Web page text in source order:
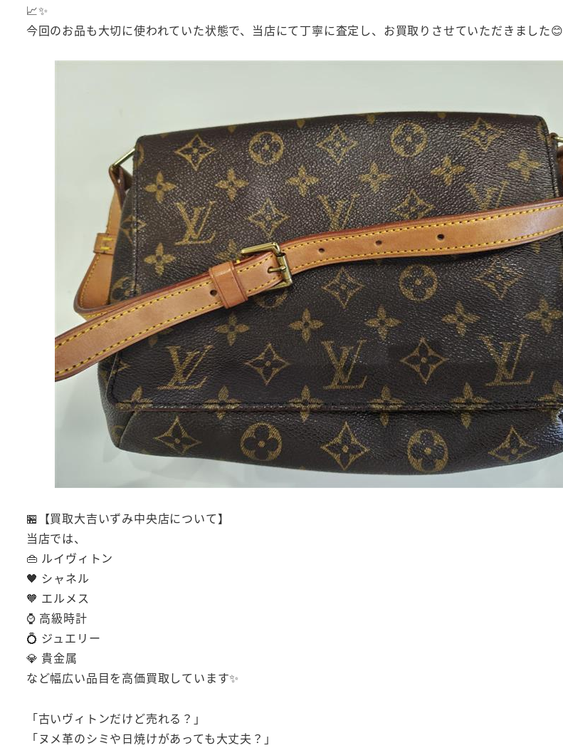
📈✨
今回のお品も大切に使われていた状態で、当店にて丁寧に査定し、お買取りさせていただきました😊
🏪【買取大吉いずみ中央店について】
当店では、
👜 ルイヴィトン
🖤 シャネル
🧡 エルメス
⌚ 高級時計
💍 ジュエリー
💎 貴金属
など幅広い品目を高価買取しています✨
「古いヴィトンだけど売れる？」
「ヌメ革のシミや日焼けがあっても大丈夫？」